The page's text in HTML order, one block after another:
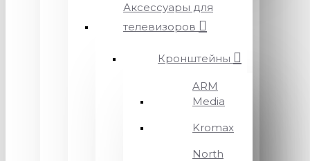
Аксессуары для
телевизоров
Кронштейны
ARM
Media
Kromax
North